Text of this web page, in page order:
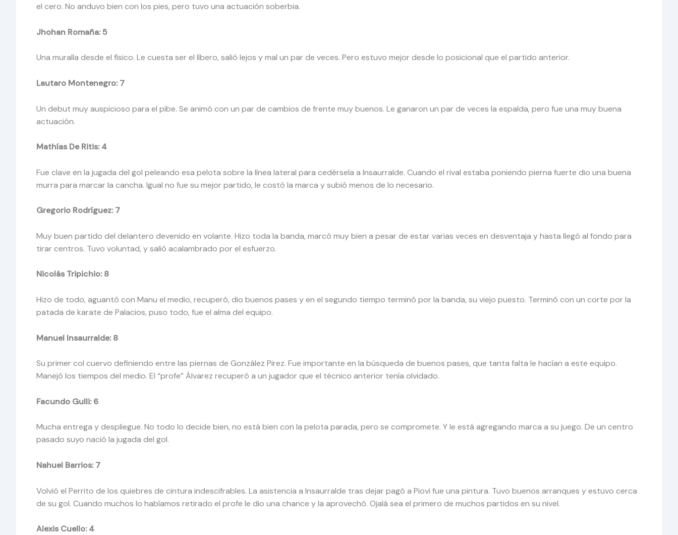
el cero. No anduvo bien con los pies, pero tuvo una actuación soberbia.
Jhohan Romaña: 5
Una muralla desde el físico. Le cuesta ser el líbero, salió lejos y mal un par de veces. Pero estuvo mejor desde lo posicional que el partido anterior.
Lautaro Montenegro: 7
Un debut muy auspicioso para el pibe. Se animó con un par de cambios de frente muy buenos. Le ganaron un par de veces la espalda, pero fue una muy buena
actuación.
Mathías De Ritis: 4
Fue clave en la jugada del gol peleando esa pelota sobre la línea lateral para cedérsela a Insaurralde. Cuando el rival estaba poniendo pierna fuerte dio una buena
murra para marcar la cancha. Igual no fue su mejor partido, le costó la marca y subió menos de lo necesario.
Gregorio Rodríguez: 7
Muy buen partido del delantero devenido en volante. Hizo toda la banda, marcó muy bien a pesar de estar varias veces en desventaja y hasta llegó al fondo para
tirar centros. Tuvo voluntad, y salió acalambrado por el esfuerzo.
Nicolás Tripichio: 8
Hizo de todo, aguantó con Manu el medio, recuperó, dio buenos pases y en el segundo tiempo terminó por la banda, su viejo puesto. Terminó con un corte por la
patada de karate de Palacios, puso todo, fue el alma del equipo.
Manuel Insaurralde: 8
Su primer col cuervo definiendo entre las piernas de González Pirez. Fue importante en la búsqueda de buenos pases, que tanta falta le hacían a este equipo.
Manejó los tiempos del medio. El “profe” Álvarez recuperó a un jugador que el técnico anterior tenía olvidado.
Facundo Gulli: 6
Mucha entrega y despliegue. No todo lo decide bien, no está bien con la pelota parada, pero se compromete. Y le está agregando marca a su juego. De un centro
pasado suyo nació la jugada del gol.
Nahuel Barrios: 7
Volvió el Perrito de los quiebres de cintura indescifrables. La asistencia a Insaurralde tras dejar pagó a Piovi fue una pintura. Tuvo buenos arranques y estuvo cerca
de su gol. Cuando muchos lo habíamos retirado el profe le dio una chance y la aprovechó. Ojalá sea el primero de muchos partidos en su nivel.
Alexis Cuello: 4